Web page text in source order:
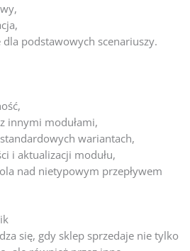
podstawowych scenariuszy.
innymi modułami,
wariantach,
i aktualizacji modułu,
nad nietypowym przepływem
się, gdy sklep sprzedaje nie tylko